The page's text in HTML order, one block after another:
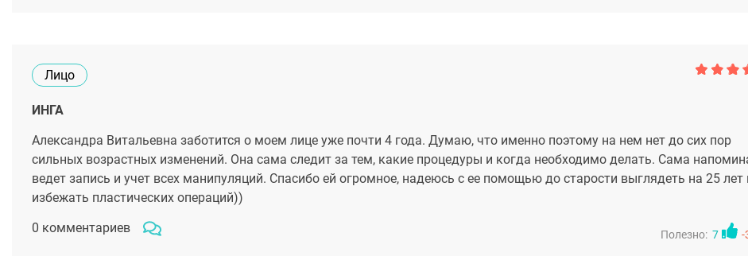
Лицо
ИНГА
Александра Витальевна заботится о моем лице уже почти 4 года. Думаю, что именно поэтому на нем нет до сих пор
сильных возрастных изменений. Она сама следит за тем, какие процедуры и когда необходимо делать. Сама
ведет запись и учет всех манипуляций. Спасибо ей огромное, надеюсь с ее помощью до старости выглядеть на 25 лет
избежать пластических операций))
0 комментариев
Полезно: 7 -